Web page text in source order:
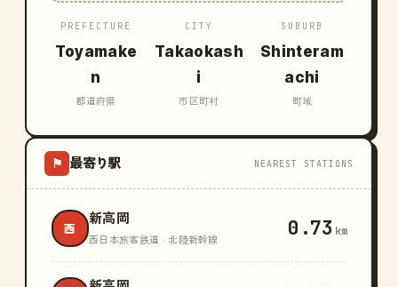
PREFECTURE
Toyamake
n
都道府県
CITY
Takaokash
i
市区町村
SUBURB
Shinteram
achi
町域
⚑ 最寄り駅 NEAREST STATIONS
西
新高岡
西日本旅客鉄道 · 北陸新幹線 0.73 km